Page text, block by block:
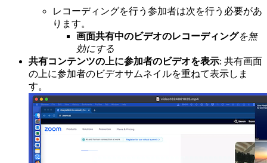
レコーディングを行う参加者は次を行う必要があ
ります。
画面共有中のビデオのレコーディングを無
効にする
共有コンテンツの上に参加者のビデオを表示: 共有画面
の上に参加者のビデオサムネイルを重ねて表示しま
す。